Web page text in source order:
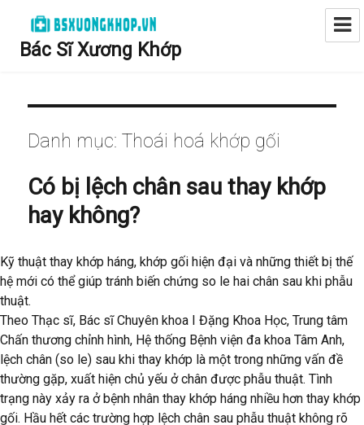
Bác Sĩ Xương Khớp
Danh mục:Thoái hoá khớp gối
Có bị lệch chân sau thay khớp
hay không?
Kỹ thuật thay khớp háng, khớp gối hiện đại và những thiết bị thế
hệ mới có thể giúp tránh biến chứng so le hai chân sau khi phẫu
thuật.
Theo Thạc sĩ, Bác sĩ Chuyên khoa I Đặng Khoa Học, Trung tâm
Chấn thương chỉnh hình, Hệ thống Bệnh viện đa khoa Tâm Anh,
lệch chân (so le) sau khi thay khớp là một trong những vấn đề
thường gặp, xuất hiện chủ yếu ở chân được phẫu thuật. Tình
trạng này xảy ra ở bệnh nhân thay khớp háng nhiều hơn thay khớp
gối. Hầu hết các trường hợp lệch chân sau phẫu thuật không rõ